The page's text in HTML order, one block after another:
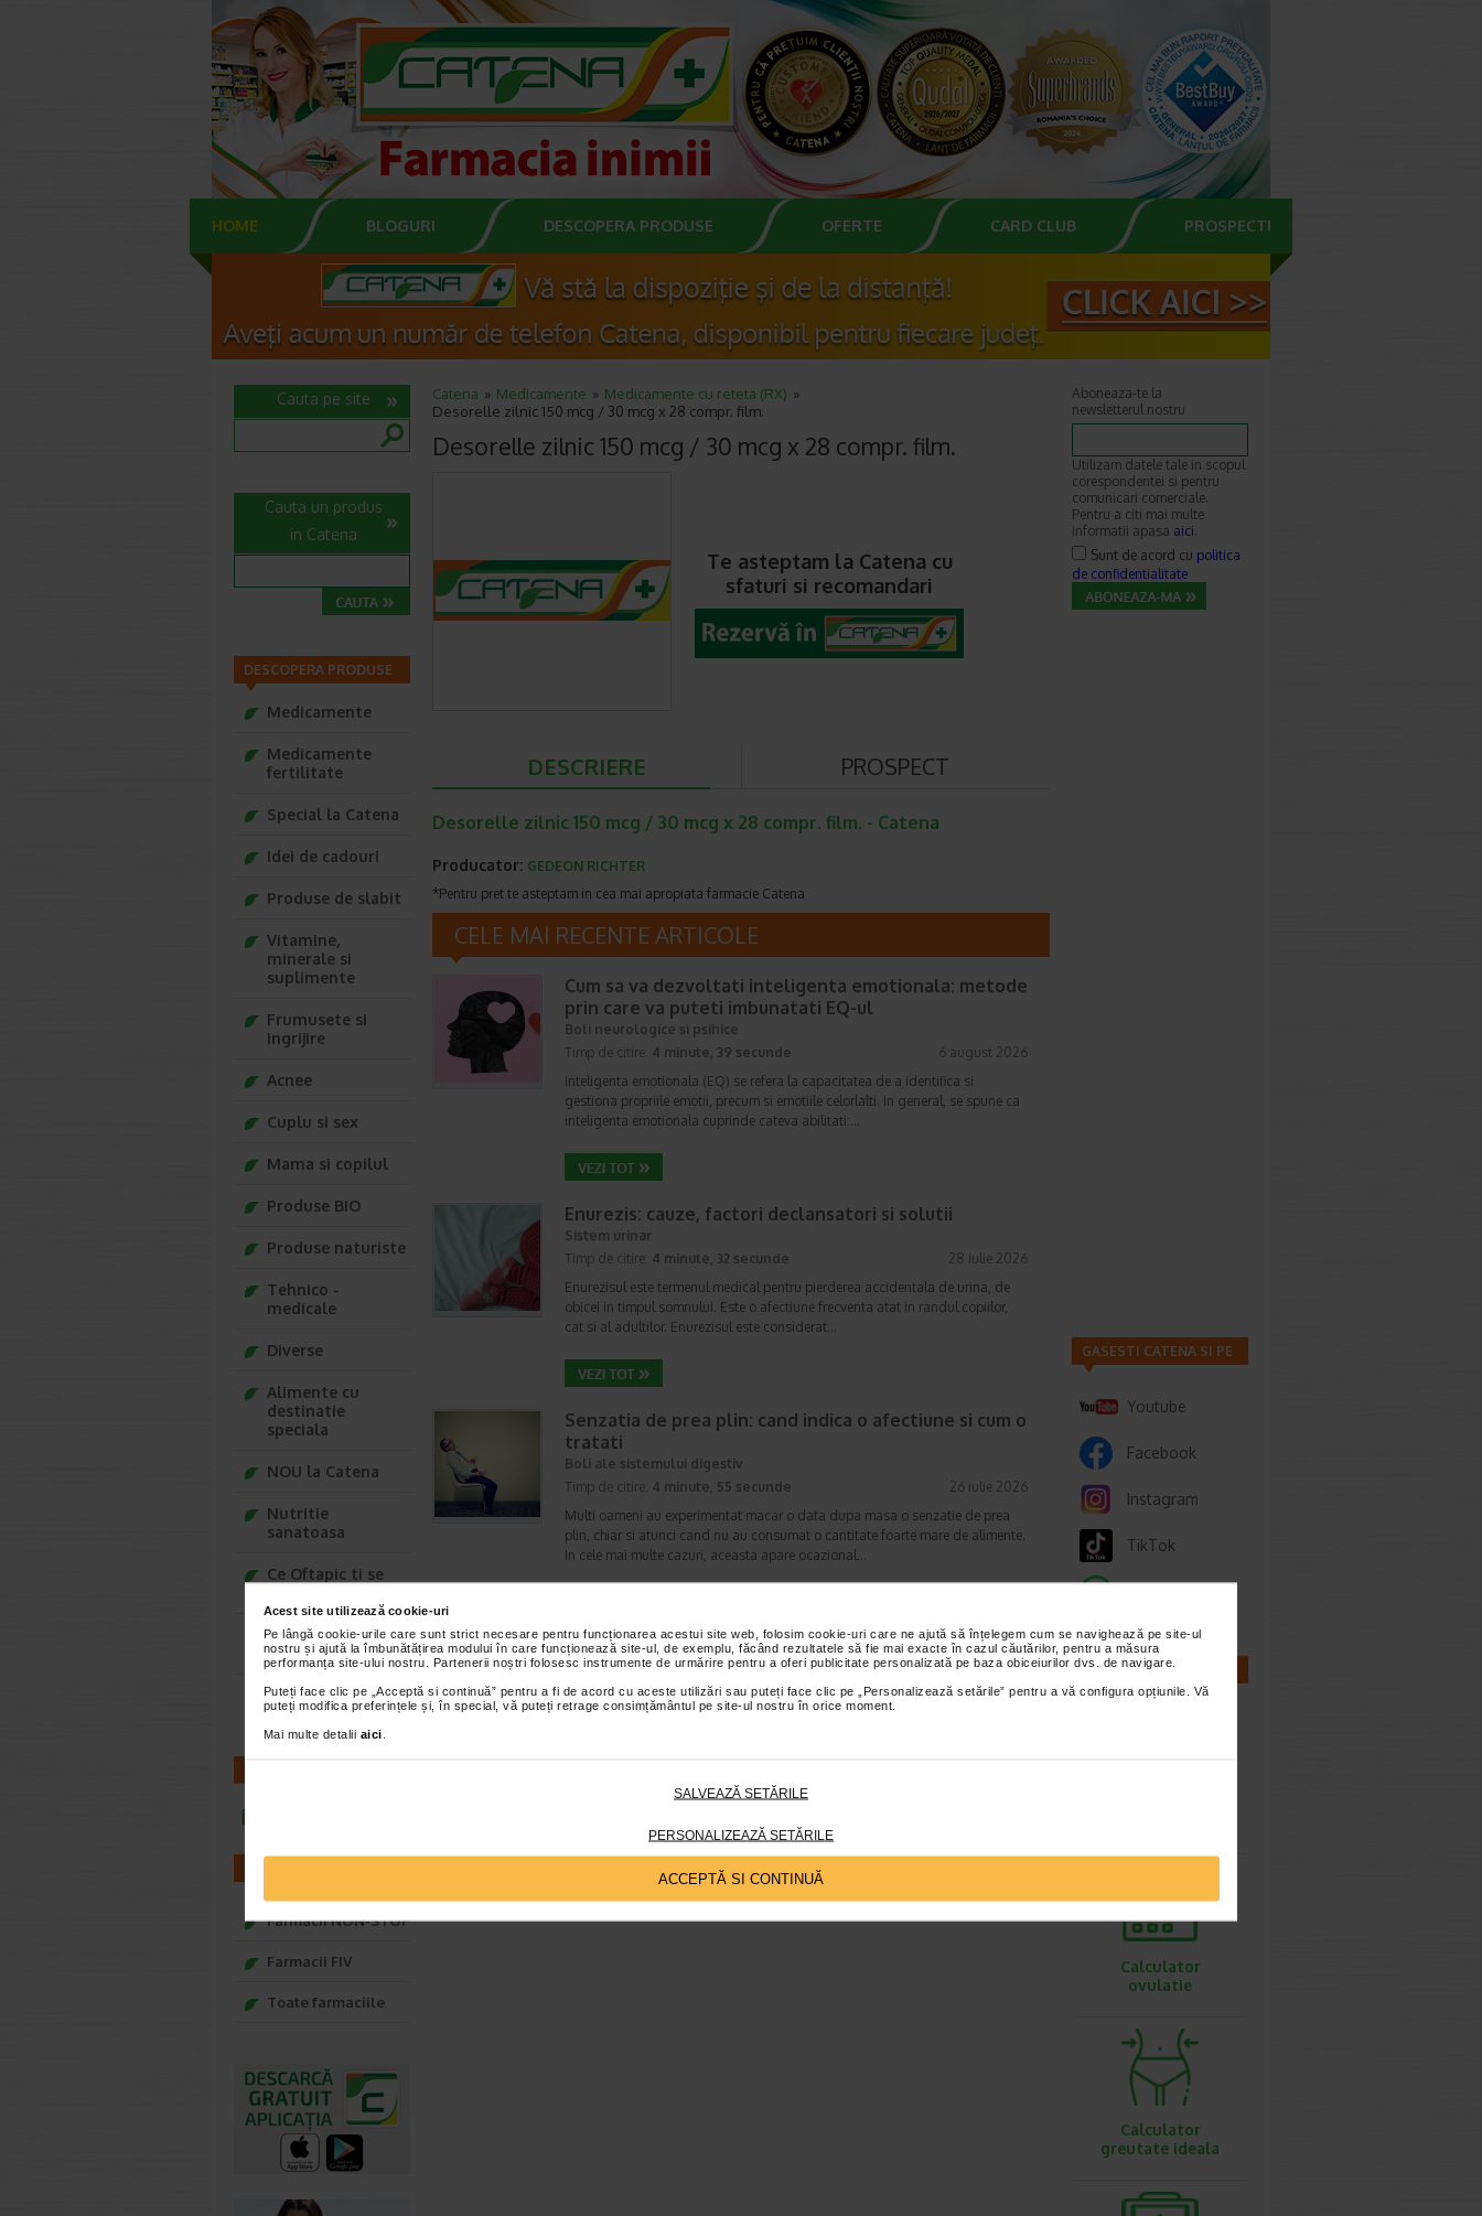
Acest site utilizează cookie-uri
Pe lângă cookie-urile care sunt strict necesare pentru funcționarea acestui site web, folosim cookie-uri care ne ajută să înțelegem cum se navighează pe site-ul
nostru și ajută la îmbunătățirea modului în care funcționează site-ul, de exemplu, făcând rezultatele să fie mai exacte în cazul căutărilor, pentru a măsura
performanța site-ului nostru. Partenerii noștri folosesc instrumente de urmărire pentru a oferi publicitate personalizată pe baza obiceiurilor dvs. de navigare.
Puteți face clic pe „Acceptă si continuă” pentru a fi de acord cu aceste utilizări sau puteți face clic pe „Personalizează setările” pentru a vă configura opțiunile. Vă
puteți modifica preferințele și, în special, vă puteți retrage consimțământul pe site-ul nostru în orice moment.
Mai multe detalii aici
SALVEAZĂ SETĂRILE
PERSONALIZEAZĂ SETĂRILE
ACCEPTĂ SI CONTINUĂ
HOME BLOGURI DESCOPERA PRODUSE OFERTE CARD CLUB PROSPECTE
Catena Medicamente
Medicamente cu reteta (RX)
Desorelle zilnic 150 mcg / 30 mcg x 28 compr. film.
Desorelle zilnic 150 mcg / 30 mcg x 28 compr. film.
Te asteptam la Catena cu
sfaturi si recomandari
DESCRIERE PROSPECT
Desorelle zilnic 150 mcg / 30 mcg x 28 compr. film. - Catena
Producator: GEDEON RICHTER
*Pentru pret te asteptam in cea mai apropiata farmacie Catena
CELE MAI RECENTE ARTICOLE
Cum sa va dezvoltati inteligenta emotionala: metode
prin care va puteti imbunatati EQ-ul
Boli neurologice si psihice
Timp de citire: 4 minute, 39 secunde
6 august 2026
Inteligenta emotionala (EQ) se refera la capacitatea de a identifica si
gestiona propriile emotii, precum si emotiile celorlalti. In general, se spune ca
inteligenta emotionala cuprinde cateva abilitati:…
Enurezis: cauze, factori declansatori si solutii
Sistem urinar
Timp de citire: 4 minute, 32 secunde
28 iulie 2026
Enurezisul este termenul medical pentru pierderea accidentala de urina, de
obicei in timpul somnului. Este o afectiune frecventa atat in randul copiilor,
cat si al adultilor. Enurezisul este considerat…
Senzatia de prea plin: cand indica o afectiune si cum o
tratati
Boli ale sistemului digestiv
Timp de citire: 4 minute, 55 secunde
26 iulie 2026
Multi oameni au experimentat macar o data dupa masa o senzatie de prea
plin, chiar si atunci cand nu au consumat o cantitate foarte mare de alimente.
In cele mai multe cazuri, aceasta apare ocazional…
Totul despre meteorism: cauze, factori declansatori,
tratament si dieta
Boli ale sistemului digestiv
Timp de citire:6 minute, 3 secunde
confortul zilnic se numara si meteorismul,…
Cauta pe site
Cauta un produs
in Catena
DESCOPERA PRODUSE
Medicamente
Medicamente
fertilitate
Special la Catena
Idei de cadouri
Produse de slabit
Vitamine,
minerale si
suplimente
Frumusete si
ingrijire
Acnee
Cuplu si sex
Mama si copilul
Produse BIO
Produse naturiste
Tehnico -
medicale
Diverse
Alimente cu
destinatie
speciala
NOU la Catena
Nutritie
sanatoasa
Ce Oftapic ti se
Adora – Adorabili
din prima clipa
Seturi cadou
Baylis&Harding
Farmacii NON-STOP
Farmacii FIV
Toate farmaciile
Aboneaza-te la
newsletterul nostru
Utilizam datele tale in scopul
corespondentei si pentru
comunicari comerciale.
Pentru a citi mai multe
informatii apasa aici.
Sunt de acord cu politica
de confidentialitate
GASESTI CATENA SI PE
Youtube
Facebook
Instagram
TikTok
CALCULATOARE
Calculator
ovulatie
Calculator
greutate ideala